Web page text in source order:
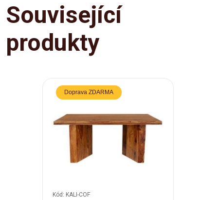
Související
produkty
Doprava ZDARMA
Kód: KALI-COF